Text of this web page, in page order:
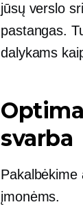
jūsų verslo
pastangas.
dalykams
svarba
įmonėms.